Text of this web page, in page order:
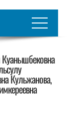
Кульжанова,